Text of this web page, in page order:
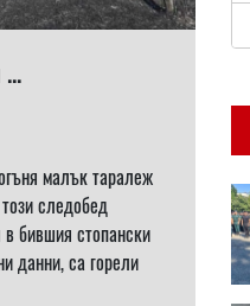
малък таралеж
следобед
бившия стопански
данни, са горели